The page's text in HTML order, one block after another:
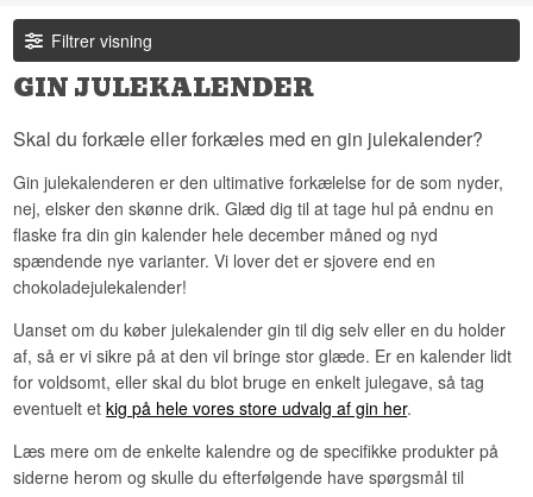
Filtrer visning
GIN JULEKALENDER
Skal du forkæle eller forkæles med en gin julekalender?
Gin julekalenderen er den ultimative forkælelse for de som nyder,
nej, elsker den skønne drik. Glæd dig til at tage hul på endnu en
flaske fra din gin kalender hele december måned og nyd
spændende nye varianter. Vi lover det er sjovere end en
chokoladejulekalender!
Uanset om du køber julekalender gin til dig selv eller en du holder
af, så er vi sikre på at den vil bringe stor glæde. Er en kalender lidt
for voldsomt, eller skal du blot bruge en enkelt julegave, så tag
eventuelt etkig på hele vores store udvalg af gin her.
Læs mere om de enkelte kalendre og de specifikke produkter på
siderne herom og skulle du efterfølgende have spørgsmål til